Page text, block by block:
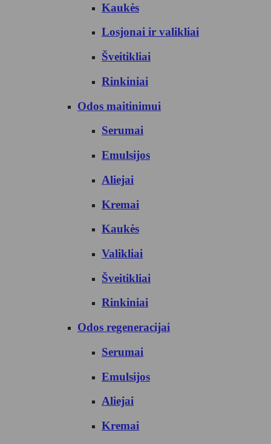
Kaukės
Losjonai ir valikliai
Šveitikliai
Rinkiniai
Odos maitinimui
Serumai
Emulsijos
Aliejai
Kremai
Kaukės
Valikliai
Šveitikliai
Rinkiniai
Odos regeneracijai
Serumai
Emulsijos
Aliejai
Kremai